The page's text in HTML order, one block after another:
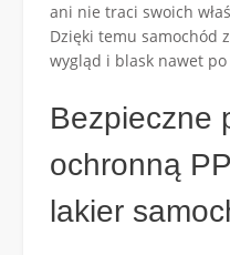
ani nie traci swoich
Dzięki temu samochód
wygląd i blask nawet
Bezpieczne
ochronną
lakier